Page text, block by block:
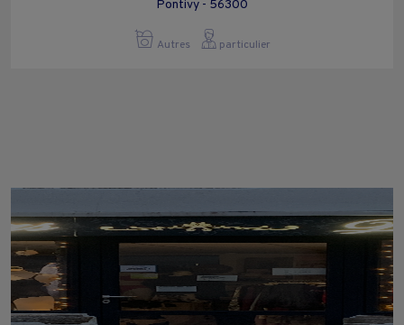
Pontivy - 56300
Autres particulier